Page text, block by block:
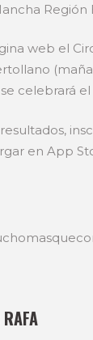
web el
celebrará
en App
RAFA